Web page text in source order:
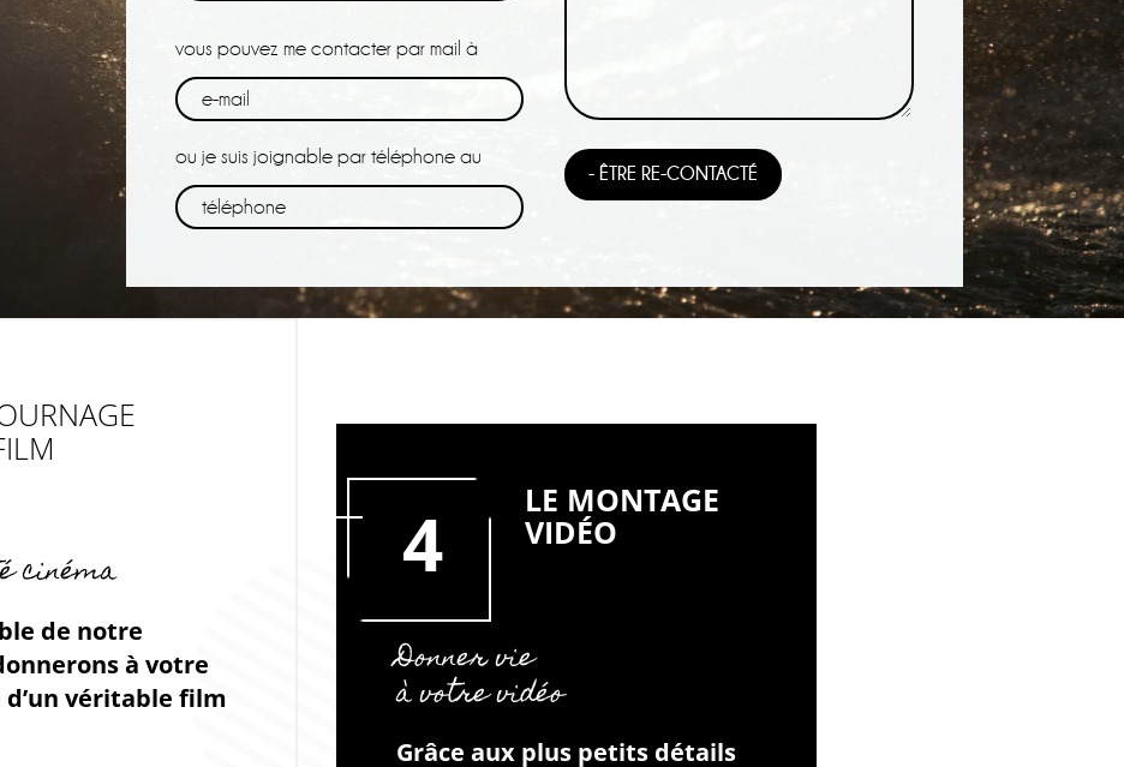
vous pouvez me contacter par mail à
ou je suis joignable par téléphone au
cinéma
de notre
à votre
véritable film
4 LE MONTAGE
VIDÉO
Donner vie
à votre vidéo
Grâce aux plus petits détails